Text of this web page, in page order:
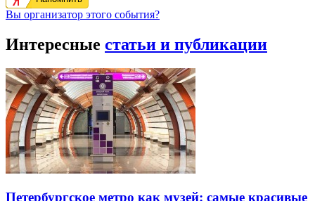
Вы организатор этого события?
Интересные статьи и публикации
Петербургское метро как музей: самые красивые